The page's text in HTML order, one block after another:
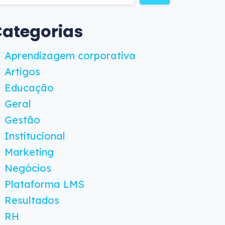
Aprendizagem corporativa
Artigos
Educação
Geral
Gestão
Institucional
Marketing
Negócios
Plataforma LMS
Resultados
RH